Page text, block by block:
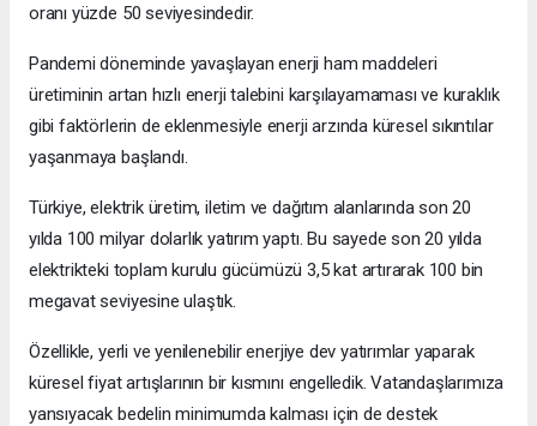
oranı yüzde 50 seviyesindedir.
Pandemi döneminde yavaşlayan enerji ham maddeleri
üretiminin artan hızlı enerji talebini karşılayamaması ve kuraklık
gibi faktörlerin de eklenmesiyle enerji arzında küresel sıkıntılar
yaşanmaya başlandı.
Türkiye, elektrik üretim, iletim ve dağıtım alanlarında son 20
yılda 100 milyar dolarlık yatırım yaptı. Bu sayede son 20 yılda
elektrikteki toplam kurulu gücümüzü 3,5 kat artırarak 100 bin
megavat seviyesine ulaştık.
Özellikle, yerli ve yenilenebilir enerjiye dev yatırımlar yaparak
küresel fiyat artışlarının bir kısmını engelledik. Vatandaşlarımıza
yansıyacak bedelin minimumda kalması için de destek